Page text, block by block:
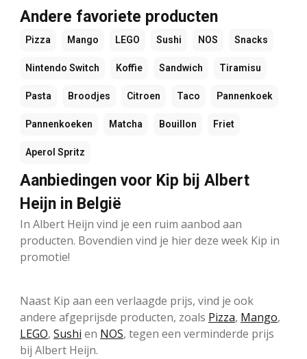
Andere favoriete producten
Pizza Mango LEGO Sushi NOS Snacks
Nintendo Switch Koffie Sandwich Tiramisu
Pasta Broodjes Citroen Taco Pannenkoek
Pannenkoeken Matcha Bouillon Friet
Aperol Spritz
Aanbiedingen voor Kip bij Albert
Heijn in België
In Albert Heijn vind je een ruim aanbod aan
producten. Bovendien vind je hier deze week Kip in
promotie!
Naast Kip aan een verlaagde prijs, vind je ook
andere afgeprijsde producten, zoals Pizza, Mango,
LEGO, Sushi en NOS, tegen een verminderde prijs
bij Albert Heijn.